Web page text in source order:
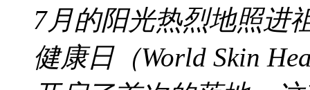
7月的阳光热烈地照进
健康日（World Skin